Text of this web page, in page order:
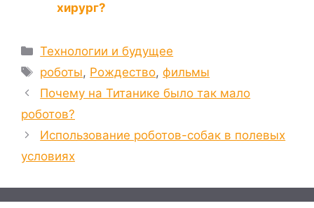
хирург?
Рубрики
Технологии и будущее
Метки
роботы, Рождество,фильмы
Почему на Титанике было так мало
роботов?
Использование роботов-собак в полевых
условиях